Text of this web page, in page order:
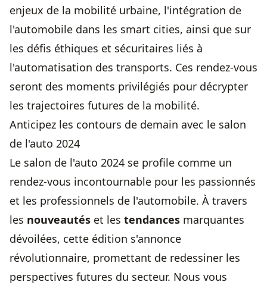
enjeux de la mobilité urbaine, l'intégration de
l'automobile dans les smart cities, ainsi que sur
les défis éthiques et sécuritaires liés à
l'automatisation des transports. Ces rendez-vous
seront des moments privilégiés pour décrypter
les trajectoires futures de la mobilité.
Anticipez les contours de demain avec le salon
de l'auto 2024
Le salon de l'auto 2024 se profile comme un
rendez-vous incontournable pour les passionnés
et les professionnels de l'automobile. À travers
les nouveautés et les tendances marquantes
dévoilées, cette édition s'annonce
révolutionnaire, promettant de redessiner les
perspectives futures du secteur. Nous vous